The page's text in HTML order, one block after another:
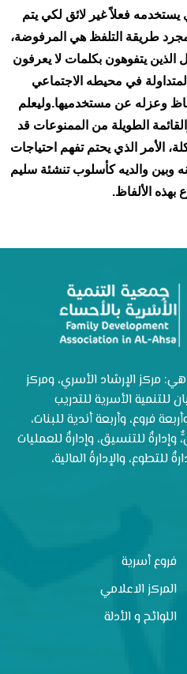
يستخدمه فعلاً غير لائق لكي يتم
طريقة التلفظ هي المرفوضة،
الذين يتفوهون بكلمات لا يعرفون
المتداولة في محيطه الاجتماعي
وعزله عن مستخدميها.وليعلم
الطويلة من الممنوعات قد
الأمر الذي يحتم تفهم احتياجات
وبين والديه كأسلوب تنشئة سليم
بهذه الألفاظ.
من (13) قطاعًا هي: مركز الإرشاد الأسري، ومركز
للتنمية الأسرية للتدريب
فروع، وأربعة أندية للبنات،
للتنسيق، وإدارةٌ للعمليات
للتطوع، والإدارةُ المالية،
فروع أسرية
المركز الاعلامي
اللوائح و الأدلة